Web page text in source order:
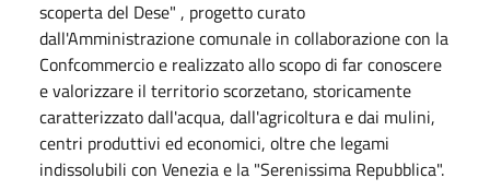
scoperta del Dese" , progetto curato
dall'Amministrazione comunale in collaborazione con la
Confcommercio e realizzato allo scopo di far conoscere
e valorizzare il territorio scorzetano, storicamente
caratterizzato dall'acqua, dall'agricoltura e dai mulini,
centri produttivi ed economici, oltre che legami
indissolubili con Venezia e la "Serenissima Repubblica".